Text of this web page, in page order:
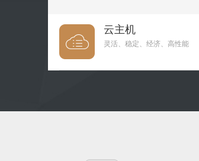
云主机
灵活、稳定、经济、高性能